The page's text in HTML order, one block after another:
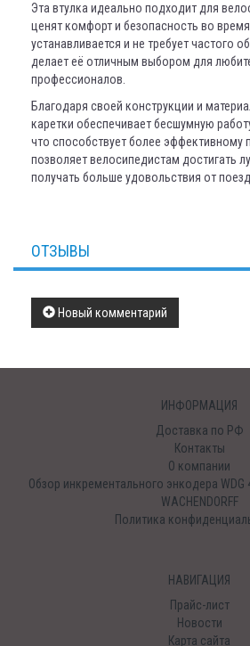
Эта втулка идеально подходит для
ценят комфорт и безопасность во
устанавливается и не требует частого
делает её отличным выбором для
профессионалов.
Благодаря своей конструкции и
каретки обеспечивает бесшумную
что способствует более эффективному
позволяет велосипедистам достигать
получать больше удовольствия от
ОТЗЫВЫ
Новый комментарий
ИНФОРМАЦИЯ
Доставка по РФ
Контакты
О компании
Обзор инкрементального энкодера WDG
WACHENDORFF
Политика
НАВИГАЦИЯ
Прайс-лист
Новости
Карта сайта